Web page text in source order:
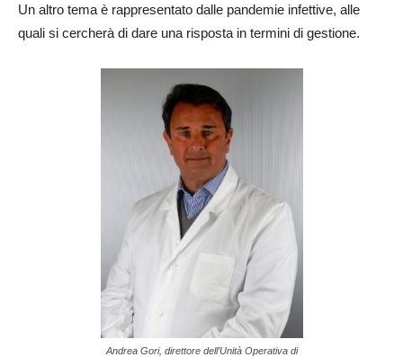
Un altro tema è rappresentato dalle pandemie infettive, alle
quali si cercherà di dare una risposta in termini di gestione.
Andrea Gori, direttore dell’Unità Operativa di